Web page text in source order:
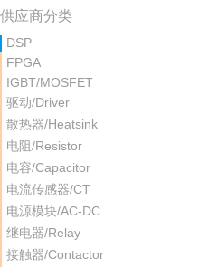
供应商分类
DSP
FPGA
IGBT/MOSFET
驱动/Driver
散热器/Heatsink
电阻/Resistor
电容/Capacitor
电流传感器/CT
电源模块/AC-DC
继电器/Relay
接触器/Contactor